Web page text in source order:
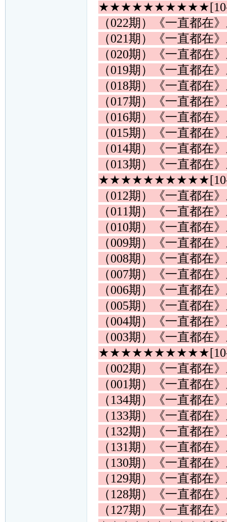
（022期）《一直都在
（021期）《一直都在
（020期）《一直都在
（019期）《一直都在
（018期）《一直都在
（017期）《一直都在
（016期）《一直都在
（015期）《一直都在
（014期）《一直都在
（013期）《一直都在
（012期）《一直都在
（011期）《一直都在
（010期）《一直都在
（009期）《一直都在
（008期）《一直都在
（007期）《一直都在
（006期）《一直都在
（005期）《一直都在
（004期）《一直都在
（003期）《一直都在
（002期）《一直都在
（001期）《一直都在
（134期）《一直都在
（133期）《一直都在
（132期）《一直都在
（131期）《一直都在
（130期）《一直都在
（129期）《一直都在
（128期）《一直都在
（127期）《一直都在